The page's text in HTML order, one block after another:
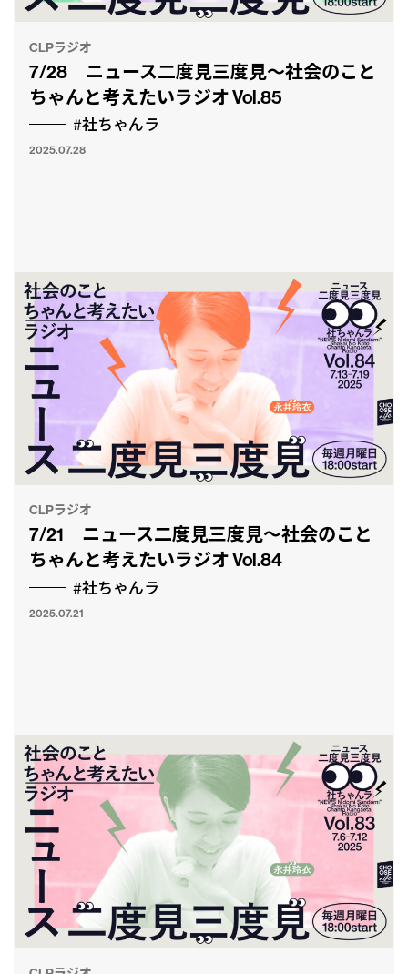
とも
CLPラジオ
7/28 ニュース二度見三度見〜社会のこと
ちゃんと考えたいラジオ Vol.85
#社ちゃんラ
2025.07.28
CLPラジオ
7/21 ニュース二度見三度見〜社会のこと
ちゃんと考えたいラジオ Vol.84
#社ちゃんラ
2025.07.21